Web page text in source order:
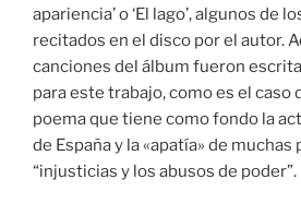
apariencia’ o ‘El lago’, algunos de
recitados en el disco por el autor.
canciones del álbum fueron
para este trabajo, como es el caso
poema que tiene como fondo la
de España y la «apatía» de
“injusticias y los abusos de poder”.